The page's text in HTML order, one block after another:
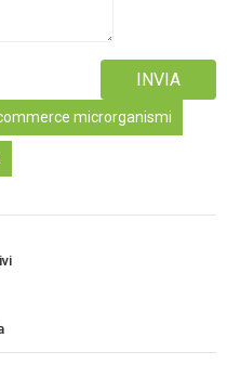
microrganismi